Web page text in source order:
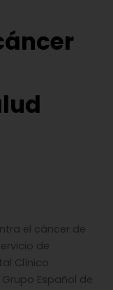
el cáncer de
de
Clínico
Español de